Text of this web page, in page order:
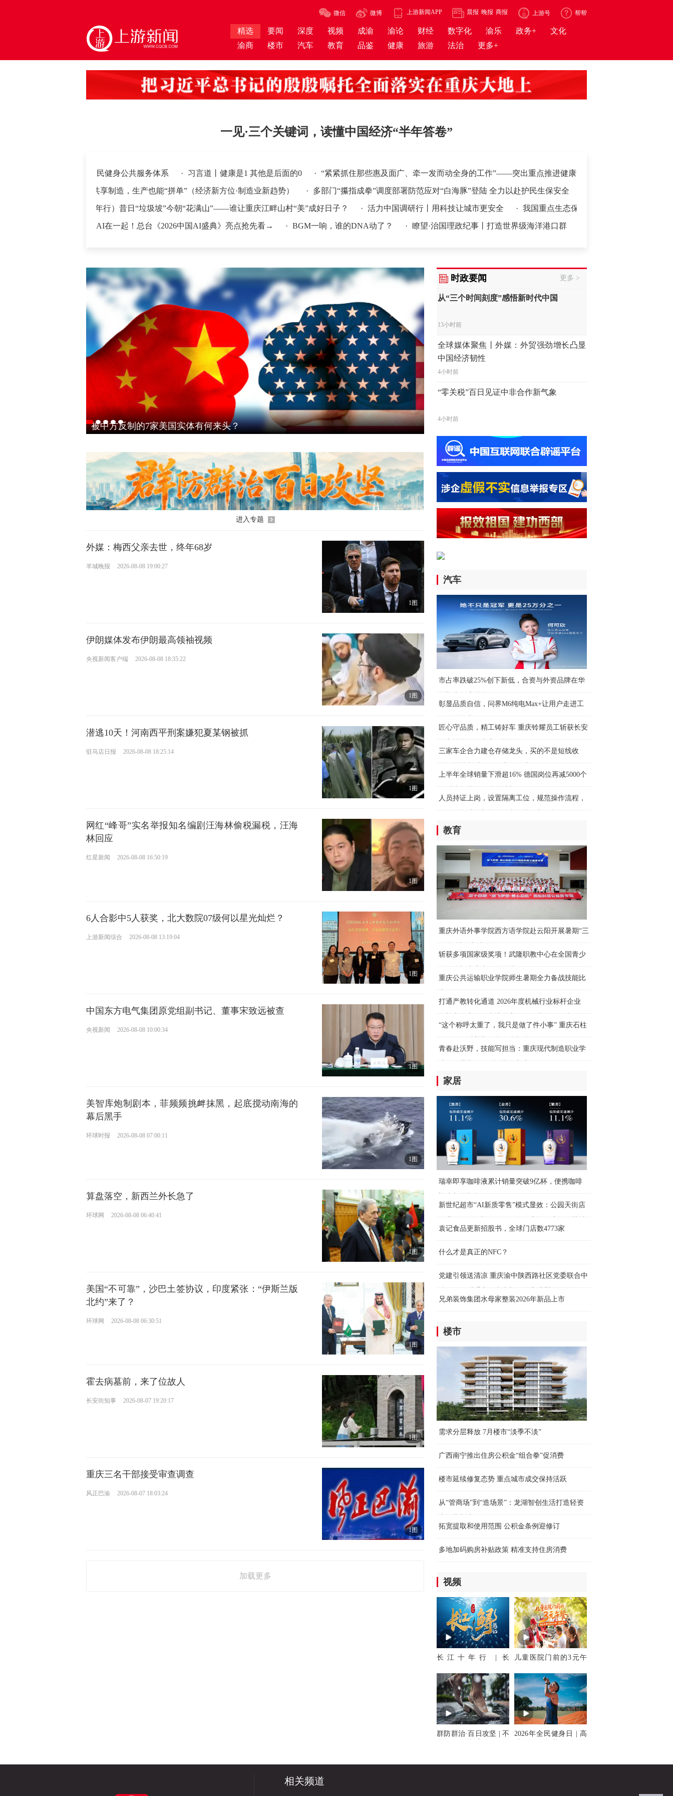
微信 微博 上游新闻APP 晨报 晚报 商报 上游号 帮帮
精选 要闻 深度 视频 成渝 渝论 财经 数字化 渝乐 政务+
文化
渝商
楼市 汽车 教育 品鉴 健康 旅游 法治 更多+
一见·三个关键词，读懂中国经济“半年答卷”
构建更高水平的全民健身公共服务体系 · 习言道丨健康是1 其他是后面的0 · “紧紧抓住那些惠及面广、牵一发而动全身的工作”——突出重点推进健康中国建设观察
共享制造，生产也能“拼单”（经济新方位·制造业新趋势） · 多部门“攥指成拳”调度部署防范应对“白海豚”登陆 全力以赴护民生保安全 · 视频丨全民健身日 南北齐上阵
（长江十年行）昔日“垃圾坡”今朝“花满山”——谁让重庆江畔山村“美”成好日子？ · 活力中国调研行丨用科技让城市更安全 · 我国重点生态保护区域保护成效显著
AI在一起！总台《2026中国AI盛典》亮点抢先看→ · BGM一响，谁的DNA动了？ · 瞭望·治国理政纪事丨打造世界级海洋港口群 · 【凝心聚力 真抓实干 奋力实现“
浙江沿海城市宁波、台州、温州、舟山同时启动防台风Ⅰ级应急响应
进入专题
外媒：梅西父亲去世，终年68岁
羊城晚报 2026-08-08 19:00:27
1图
伊朗媒体发布伊朗最高领袖视频
央视新闻客户端 2026-08-08 18:35:22
1图
潜逃10天！河南西平刑案嫌犯夏某钢被抓
驻马店日报 2026-08-08 18:25:14
1图
网红“峰哥”实名举报知名编剧汪海林偷税漏税，汪海
林回应
红星新闻 2026-08-08 16:50:19
1图
6人合影中5人获奖，北大数院07级何以星光灿烂？
上游新闻综合 2026-08-08 13:19:04
1图
中国东方电气集团原党组副书记、董事宋致远被查
央视新闻 2026-08-08 10:00:34
1图
美智库炮制剧本，菲频频挑衅抹黑，起底搅动南海的
幕后黑手
环球时报 2026-08-08 07:00:11
1图
算盘落空，新西兰外长急了
环球网 2026-08-08 06:40:41
1图
美国“不可靠”，沙巴土签协议，印度紧张：“伊斯兰版
北约”来了？
环球网 2026-08-08 06:30:51
1图
霍去病墓前，来了位故人
长安街知事 2026-08-07 19:20:17
1图
重庆三名干部接受审查调查
风正巴渝 2026-08-07 18:03:24
1图
加载更多
时政要闻 更多 >
上半年我国乡村特色产业全链升级
6小时前
13小时前
全球媒体聚焦丨外媒：外贸强劲增长凸显
4小时前
“零关税”百日见证中非合作新气象
4小时前
视频丨“新疆的交警怎么个个像我妈！”
4小时前
综述丨中国人工智能模型在澳受关注
4小时前
全球@中国丨肯尼亚学者：中非贸易创新
高为非洲经济发展创造新机遇
4小时前
全球媒体聚焦丨美媒：多场景低成本应用
4小时前
视频丨日本在南鸟岛部署反舰导弹 暴露怎
样“再军事化”野心？
4小时前
全球瞭望丨卢旺达媒体：高效的中国制造
业让全球受益
“中文+”助力尼泊尔培养复合型人才
4小时前
消费新图景丨跨界融合拉长夏日经济消费
6小时前
China Cool盛夏出圈丨来中国“Cool一夏”～
10小时前
力民生改善——“希望引进更多中国经验和
10小时前
高端访谈丨专访《联合国气候变化框架公
约》秘书处执行秘书西蒙·斯蒂尔
10小时前
蓝厅观察丨美国筑起AI墙：老戏重演激化
全球媒体聚焦丨外媒：美国劳动力市场正
新疆女孩在天津偶遇了一个人，瞬间哭红
10小时前
我们的家园丨窄巷变通途，乃西“让”出和
美新家园
汽车
市占率跌破25%创下新低，合资与外资品牌在华
彰显品质自信，问界M6纯电Max+让用户走进工
匠心守品质，精工铸好车 重庆铃耀员工斩获长安
三家车企合力建仓存储龙头，买的不是短线收
上半年全球销量下滑超16% 德国岗位再减5000个
人员持证上岗，设置隔离工位，规范操作流程，
教育
重庆外语外事学院西方语学院赴云阳开展暑期“三
斩获多项国家级奖项！武隆职教中心在全国青少
重庆公共运输职业学院师生暑期全力备战技能比
打通产教转化通道 2026年度机械行业标杆企业
“这个称呼太重了，我只是做了件小事” 重庆石柱
青春赴沃野，技能写担当：重庆现代制造职业学
家居
瑞幸即享咖啡液累计销量突破9亿杯，便携咖啡
新世纪超市“AI新质零售”模式显效：公园天街店
袁记食品更新招股书，全球门店数4773家
什么才是真正的NFC？
党建引领送清凉 重庆渝中陕西路社区党委联合中
兄弟装饰集团水母家整装2026年新品上市
楼市
需求分层释放 7月楼市“淡季不淡”
广西南宁推出住房公积金“组合拳”促消费
楼市延续修复态势 重点城市成交保持活跃
从“管商场”到“造场景”：龙湖智创生活打造轻资
拓宽提取和使用范围 公积金条例迎修订
多地加码购房补贴政策 精准支持住房消费
视频
长江十年行 | 长
儿童医院门前的3元午
一份温暖
群防群治·百日攻坚 | 不
2026年全民健身日 | 高
相关频道